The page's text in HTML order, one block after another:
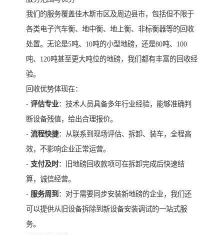
我们的服务覆盖佳木斯市区及周边县市，包括但不限于
各类电子汽车衡、地中衡、地上衡、非标衡器等的回收
处置。无论是5吨、10吨的小型地磅，还是80吨、100
吨、120吨甚至更大吨位的地磅，我们都有丰富的回收经
验。
回收优势体现在：
- 评估专业：技术人员具备多年行业经验，能够准确判
断设备残值，给出合理报价。
- 流程快捷：从联系到现场评估、拆卸、装车，全程高
效，不影响企业正常运营。
- 支付及时：旧地磅回收款项可在拆卸完成后快速结
算，诚信经营。
- 服务周到 ：对于需要同步安装新地磅的企业，我们还
可以提供从旧设备拆除到新设备安装调试的一站式服
务。